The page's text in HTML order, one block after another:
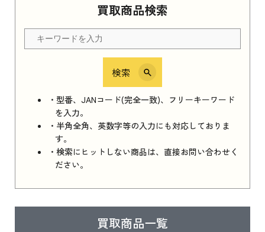
買取商品検索
検索
・型番、JANコード(完全一致)、フリーキーワード
を入力。
・半角全角、英数字等の入力にも対応しておりま
す。
・検索にヒットしない商品は、直接お問い合わせく
ださい。
買取商品一覧
Apple Watch Series 11 2025 新品買取価格はこ
ちら
iPhone 16e シリーズ 2025
iPhone 16e シリーズ 2025 新品買取価格はこち
ら
iPad 11インチ 2025年春モデル
はこちら